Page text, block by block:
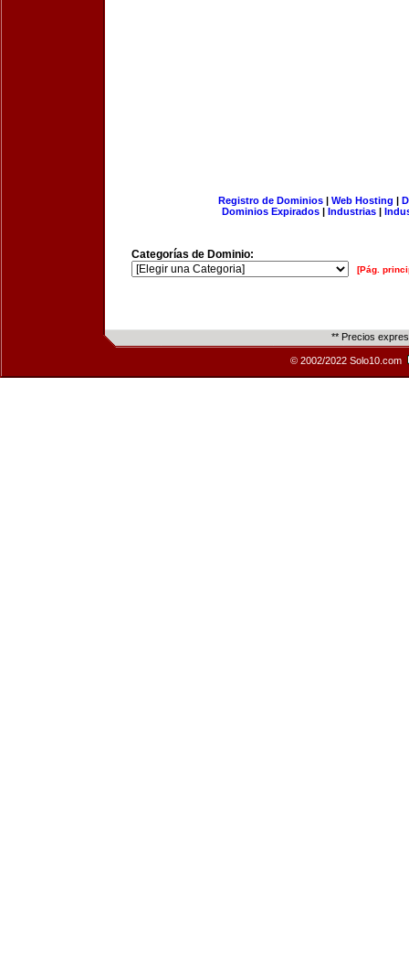
Registro de Dominios| Web Hosting |
Dominios Expirados | Industrias |
Categorías de Dominio:
[Pág.
** Precios
© 2002/2022 Solo10.com